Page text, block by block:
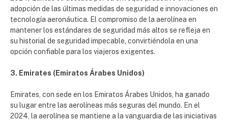
adopción de las últimas medidas de seguridad e innovaciones en
tecnología aeronáutica. El compromiso de la aerolínea en
mantener los estándares de seguridad más altos se refleja en
su historial de seguridad impecable, convirtiéndola en una
opción confiable para los viajeros exigentes.
3. Emirates (Emiratos Árabes Unidos)
Emirates, con sede en los Emiratos Árabes Unidos, ha ganado
su lugar entre las aerolíneas más seguras del mundo. En el
2024, la aerolínea se mantiene a la vanguardia de las iniciativas